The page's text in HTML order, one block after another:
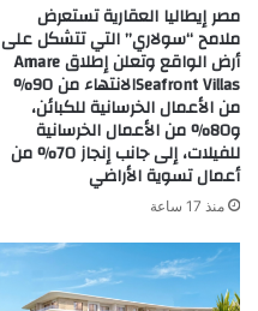
مصر إيطاليا العقارية تستعرض
ملامح “سولاري” التي تتشكل على
أرض الواقع وتعلن إطلاق Amare
Seafront Villasالانتهاء من 90%
من الأعمال الخرسانية للكبائن،
و80% من الأعمال الخرسانية
للفيلات، إلى جانب إنجاز 70% من
أعمال تسوية الأراضي
منذ 17 ساعة